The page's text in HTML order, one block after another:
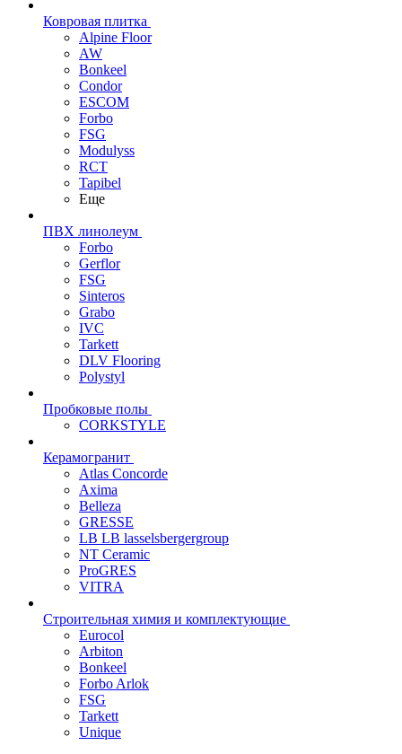
Ковровая плитка
Alpine Floor
AW
Bonkeel
Condor
ESCOM
Forbo
FSG
Modulyss
RCT
Tapibel
Еще
ПВХ линолеум
Forbo
Gerflor
FSG
Sinteros
Grabo
IVC
Tarkett
DLV Flooring
Polystyl
Пробковые полы
CORKSTYLE
Керамогранит
Atlas Concorde
Axima
Belleza
GRESSE
LB LB lasselsbergergroup
NT Ceramic
ProGRES
VITRA
Строительная химия и комплектующие
Eurocol
Arbiton
Bonkeel
Forbo Arlok
FSG
Tarkett
Unique